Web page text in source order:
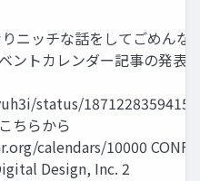
ニッチな話をしてごめんな
ントカレンダー記事の発表
status/
ちらから
calendars/10000
Design, Inc. 2